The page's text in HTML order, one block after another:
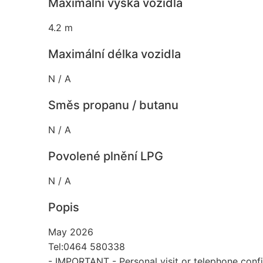
4.2 m
Maximální délka vozidla
N / A
Směs propanu / butanu
N / A
Povolené plnění LPG
N / A
Popis
May 2026
Tel:0464 580338